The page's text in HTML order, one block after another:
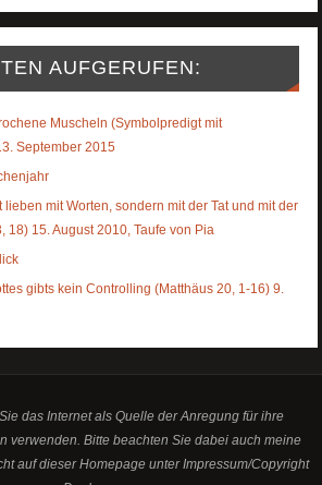
AUFGERUFEN:
Muscheln (Symbolpredigt mit
September 2015
lieben mit Worten, sondern mit der Tat und mit der
18) 15. August 2010, Taufe von Pia
gibts kein Controlling (Matthäus 20, 1-16) 9.
das Internet als Quelle der Anregung für ihre
verwenden. Bitte beachten Sie dabei auch meine
auf dieser Homepage unter Impressum/Copyright